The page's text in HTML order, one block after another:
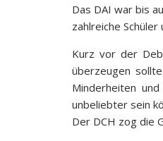
Das DAI war bis
zahlreiche
Kurz vor der
überzeugen
Minderheiten
unbeliebter sein
Der DCH zog die